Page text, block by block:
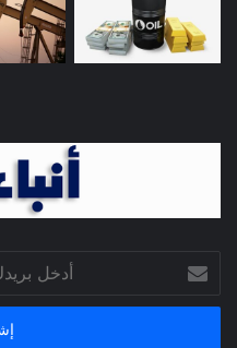
بريدك
الإلكتروني